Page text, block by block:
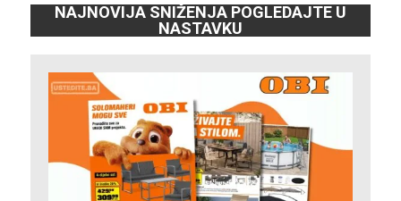
NAJNOVIJA SNIŽENJA POGLEDAJTE U
NASTAVKU